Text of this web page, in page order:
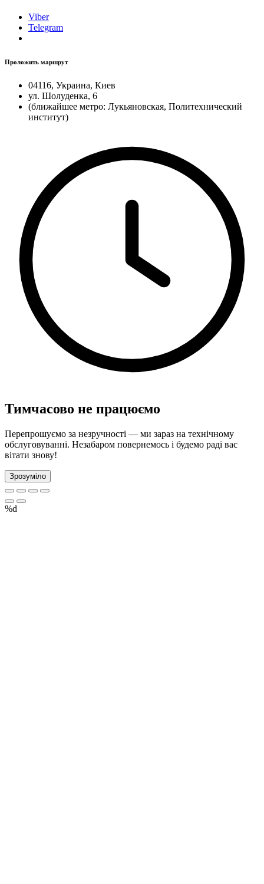
Viber
Telegram
Проложить маршрут
04116, Украина, Киев
ул. Шолуденка, 6
(ближайшее метро: Лукьяновская, Политехнический
институт)
Тимчасово не працюємо
Перепрошуємо за незручності — ми зараз на технічному
обслуговуванні. Незабаром повернемось і будемо раді вас
вітати знову!
Зрозуміло
%d